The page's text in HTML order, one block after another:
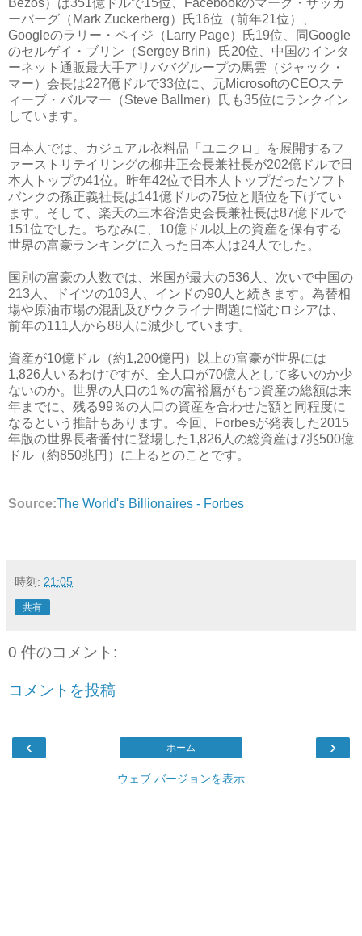
ーバーグ（Mark Zuckerberg）氏16位（前年21位）、
Googleのラリー・ペイジ（Larry Page）氏19位、同Google
のセルゲイ・ブリン（Sergey Brin）氏20位、中国のインタ
ーネット通販最大手アリババグループの馬雲（ジャック・
マー）会長は227億ドルで33位に、元MicrosoftのCEOステ
ィーブ・バルマー（Steve Ballmer）氏も35位にランクイン
しています。
日本人では、カジュアル衣料品「ユニクロ」を展開するフ
ァーストリテイリングの柳井正会長兼社長が202億ドルで日
本人トップの41位。昨年42位で日本人トップだったソフト
バンクの孫正義社長は141億ドルの75位と順位を下げてい
ます。そして、楽天の三木谷浩史会長兼社長は87億ドルで
151位でした。ちなみに、10億ドル以上の資産を保有する
世界の富豪ランキングに入った日本人は24人でした。
国別の富豪の人数では、米国が最大の536人、次いで中国の
213人、ドイツの103人、インドの90人と続きます。為替相
場や原油市場の混乱及びウクライナ問題に悩むロシアは、
前年の111人から88人に減少しています。
資産が10億ドル（約1,200億円）以上の富豪が世界には
1,826人いるわけですが、全人口が70億人として多いのか少
ないのか。世界の人口の1％の富裕層がもつ資産の総額は来
年までに、残る99％の人口の資産を合わせた額と同程度に
なるという推計もあります。今回、Forbesが発表した2015
年版の世界長者番付に登場した1,826人の総資産は7兆500億
ドル（約850兆円）に上るとのことです。
Source:The World's Billionaires - Forbes
時刻: 21:05
共有
0 件のコメント:
コメントを投稿
‹ ›
ホーム
ウェブ バージョンを表示